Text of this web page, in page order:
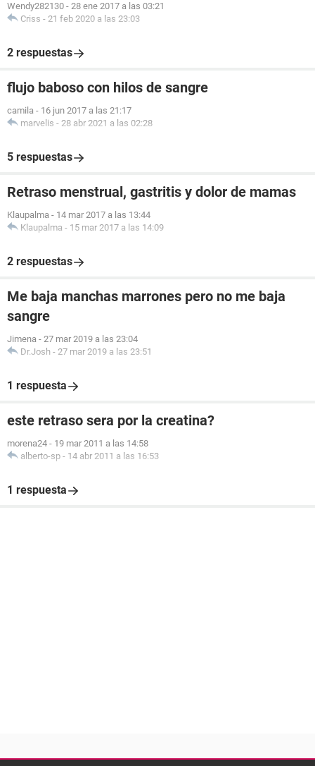
Wendy282130 - 28 ene 2017 a las 03:21
Criss - 21 feb 2020 a las 23:03
2 respuestas
flujo baboso con hilos de sangre
camila - 16 jun 2017 a las 21:17
marvelis - 28 abr 2021 a las 02:28
5 respuestas
Retraso menstrual, gastritis y dolor de mamas
Klaupalma - 14 mar 2017 a las 13:44
Klaupalma - 15 mar 2017 a las 14:09
2 respuestas
Me baja manchas marrones pero no me baja
sangre
Jimena - 27 mar 2019 a las 23:04
Dr.Josh - 27 mar 2019 a las 23:51
1 respuesta
este retraso sera por la creatina?
morena24 - 19 mar 2011 a las 14:58
alberto-sp - 14 abr 2011 a las 16:53
1 respuesta